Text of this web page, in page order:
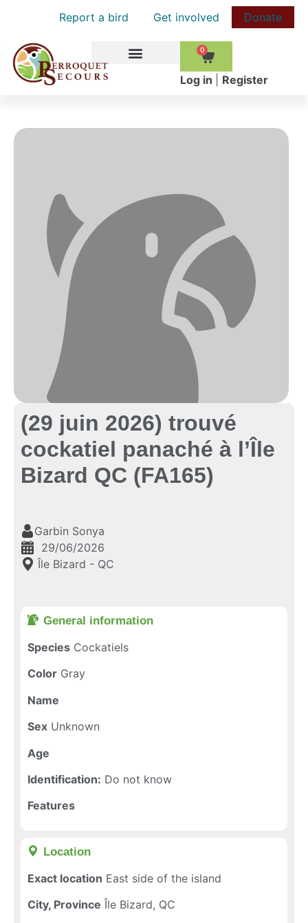
Report a bird Get involved Donate
0
Log in Register
(29 juin 2026) trouvé
cockatiel panaché à l’Île
Bizard QC (FA165)
Garbin Sonya
29/06/2026
Île Bizard - QC
General information​
Species Cockatiels
Color Gray
Name
Sex Unknown
Age
Identification: Do not know
Features
Location​
Exact location East side of the island
City, Province Île Bizard, QC